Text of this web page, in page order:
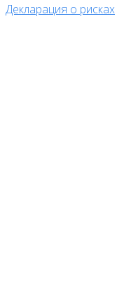
Декларация о рисках